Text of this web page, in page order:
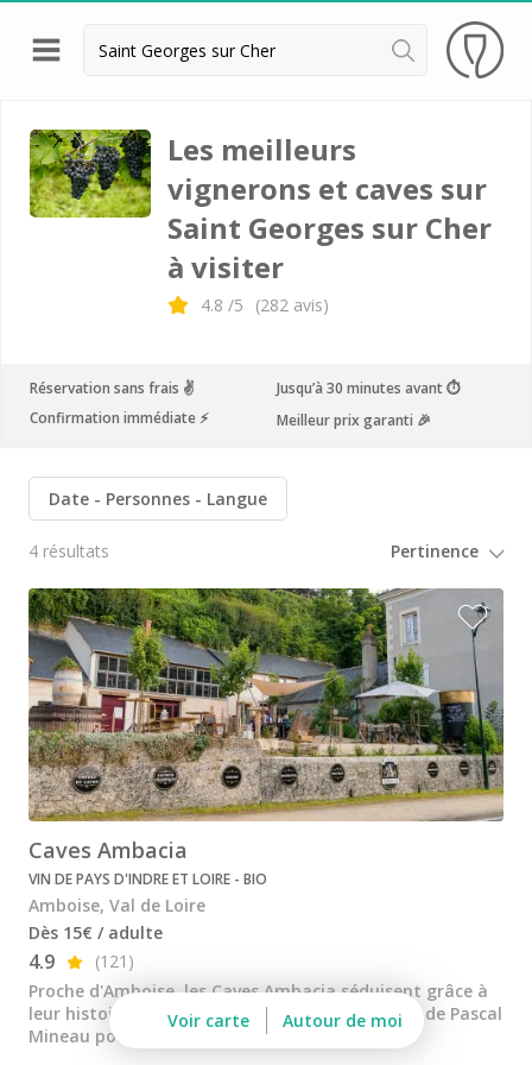
Retour
Visite cave & dégustation vin Angers
Visite cave & dégustation vin Chinon
Visite vignoble & dégustation vin Nantes
Visite cave & dégustation vin Sancerre
Visite cave & dégustation vin Saumur
Visite cave & dégustation vin Tours
Ackerman
Bouvet Ladubay
Cave de Vouvray
Caves Monmousseau
Château de Parnay
Château de Sancerre
Château de Tracy
Domaine de la Garenne
Domaine Filliatreau
Domaine FL
Ateliers dégustation rhum
Ateliers dégustation whisky
Cours d'oenologie
Les meilleurs
vignerons et caves sur
Saint Georges sur Cher
à visiter
4.8 /5 (282 avis)
Réservation sans frais ✌️
Jusqu’à 30 minutes avant ⏱
Confirmation immédiate ⚡️
Meilleur prix garanti 🎉
Date Personnes Langue
4 résultats
Caves Ambacia
VIN DE PAYS D'INDRE ET LOIRE - BIO
Amboise, Val de Loire
Dès 15€ / adulte
4.9
(121)
Proche d'Amboise, les Caves Ambacia séduisent grâce à
leur histoire, la qualité de leur vin et la passion de Pascal
Mineau pour son terroir.
Voir carte Autour de moi